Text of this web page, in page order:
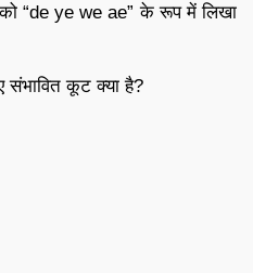
“de ye we ae” के रूप में लिखा
कूट क्या है?